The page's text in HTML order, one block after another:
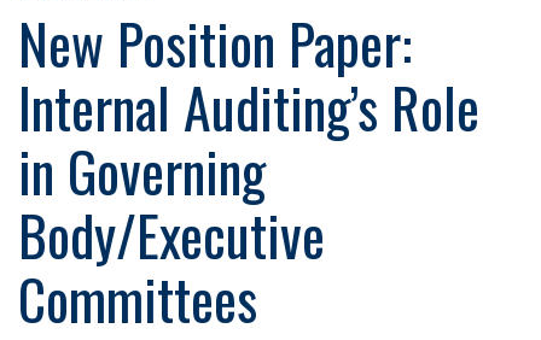
New Position Paper:
Internal Auditing’s Role
in Governing
Body/Executive
Committees